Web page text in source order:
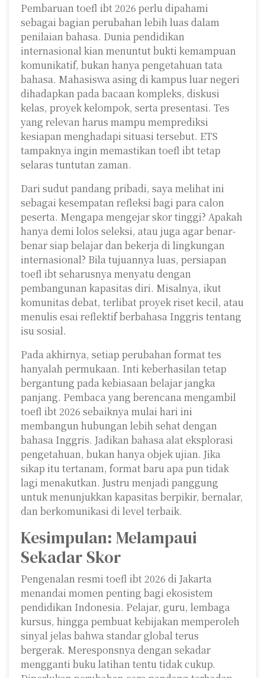
Pembaruan toefl ibt 2026 perlu dipahami
sebagai bagian perubahan lebih luas dalam
penilaian bahasa. Dunia pendidikan
internasional kian menuntut bukti kemampuan
komunikatif, bukan hanya pengetahuan tata
bahasa. Mahasiswa asing di kampus luar negeri
dihadapkan pada bacaan kompleks, diskusi
kelas, proyek kelompok, serta presentasi. Tes
yang relevan harus mampu memprediksi
kesiapan menghadapi situasi tersebut. ETS
tampaknya ingin memastikan toefl ibt tetap
selaras tuntutan zaman.
Dari sudut pandang pribadi, saya melihat ini
sebagai kesempatan refleksi bagi para calon
peserta. Mengapa mengejar skor tinggi? Apakah
hanya demi lolos seleksi, atau juga agar benar-
benar siap belajar dan bekerja di lingkungan
internasional? Bila tujuannya luas, persiapan
toefl ibt seharusnya menyatu dengan
pembangunan kapasitas diri. Misalnya, ikut
komunitas debat, terlibat proyek riset kecil, atau
menulis esai reflektif berbahasa Inggris tentang
isu sosial.
Pada akhirnya, setiap perubahan format tes
hanyalah permukaan. Inti keberhasilan tetap
bergantung pada kebiasaan belajar jangka
panjang. Pembaca yang berencana mengambil
toefl ibt 2026 sebaiknya mulai hari ini
membangun hubungan lebih sehat dengan
bahasa Inggris. Jadikan bahasa alat eksplorasi
pengetahuan, bukan hanya objek ujian. Jika
sikap itu tertanam, format baru apa pun tidak
lagi menakutkan. Justru menjadi panggung
untuk menunjukkan kapasitas berpikir, bernalar,
dan berkomunikasi di level terbaik.
Kesimpulan: Melampaui
Sekadar Skor
Pengenalan resmi toefl ibt 2026 di Jakarta
menandai momen penting bagi ekosistem
pendidikan Indonesia. Pelajar, guru, lembaga
kursus, hingga pembuat kebijakan memperoleh
sinyal jelas bahwa standar global terus
bergerak. Meresponsnya dengan sekadar
mengganti buku latihan tentu tidak cukup.